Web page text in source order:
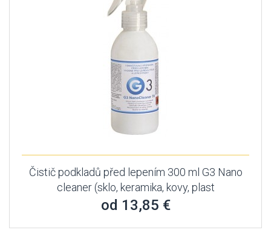
Čistič podkladů před lepením 300 ml G3 Nano
cleaner (sklo, keramika, kovy, plast
od 13,85 €